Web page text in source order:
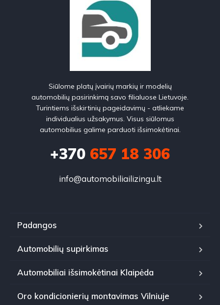
Siūlome platų įvairių markių ir modelių
automobilių pasirinkimą savo filialuose Lietuvoje.
Turintiems išskirtinių pageidavimų - atliekame
individualius užsakymus. Visus siūlomus
automobilius galime parduoti išsimokėtinai.
+370 657 18 306
info@automobiliailizingu.lt
Padangos
Automobilių supirkimas
Automobiliai išsimokėtinai Klaipėda
Oro kondicionierių montavimas Vilniuje